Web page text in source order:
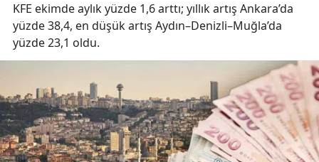
KFE ekimde aylık yüzde 1,6 arttı; yıllık artış Ankara’da
yüzde 38,4, en düşük artış Aydın–Denizli–Muğla’da
yüzde 23,1 oldu.